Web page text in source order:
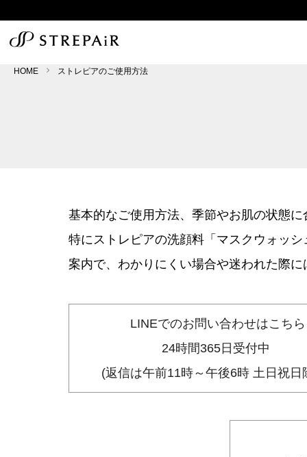
HOME ストレピアのご使用方法
基本的なご使用方法、季節やお肌の状態
特にストレピアの洗顔料「マスクウォッ
案内で、わかりにくい場合や迷われた際
LINEでのお問い合わせはこちら
24時間365日受付中
(返信は午前11時～午後6時 土日祝日